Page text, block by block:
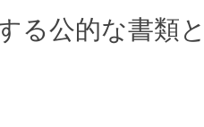
る公的な書類